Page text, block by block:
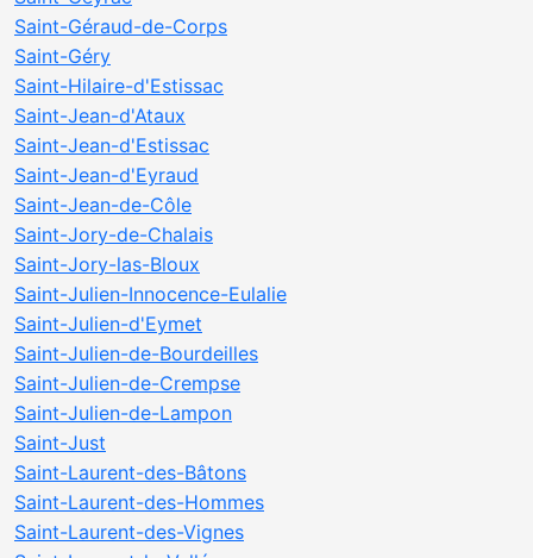
Saint-Géraud-de-Corps
Saint-Géry
Saint-Hilaire-d'Estissac
Saint-Jean-d'Ataux
Saint-Jean-d'Estissac
Saint-Jean-d'Eyraud
Saint-Jean-de-Côle
Saint-Jory-de-Chalais
Saint-Jory-las-Bloux
Saint-Julien-Innocence-Eulalie
Saint-Julien-d'Eymet
Saint-Julien-de-Bourdeilles
Saint-Julien-de-Crempse
Saint-Julien-de-Lampon
Saint-Just
Saint-Laurent-des-Bâtons
Saint-Laurent-des-Hommes
Saint-Laurent-des-Vignes